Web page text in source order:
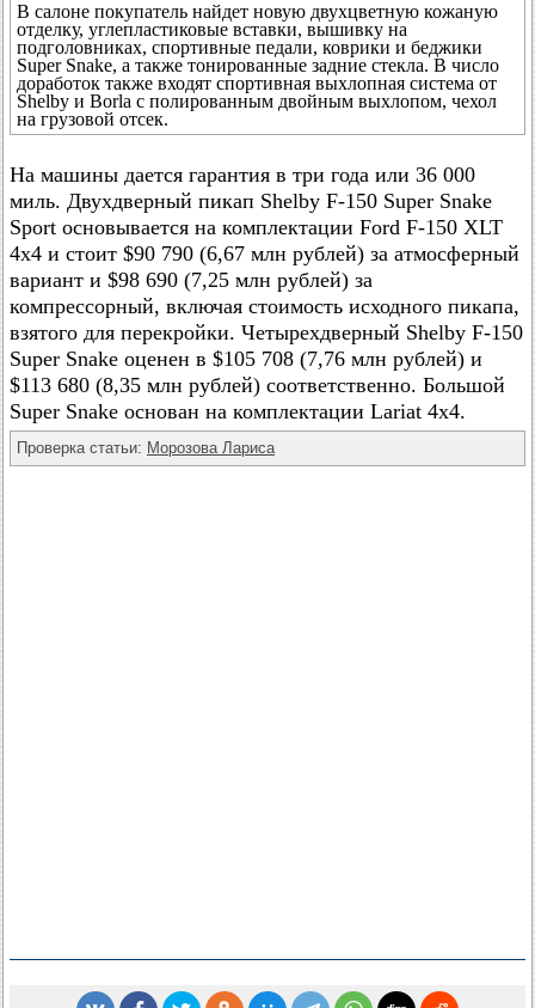
В салоне покупатель найдет новую двухцветную кожаную
отделку, углепластиковые вставки, вышивку на
подголовниках, спортивные педали, коврики и беджики
Super Snake, а также тонированные задние стекла. В число
доработок также входят спортивная выхлопная система от
Shelby и Borla с полированным двойным выхлопом, чехол
на грузовой отсек.
На машины дается гарантия в три года или 36 000
миль. Двухдверный пикап Shelby F-150 Super Snake
Sport основывается на комплектации Ford F-150 XLT
4x4 и стоит $90 790 (6,67 млн рублей) за атмосферный
вариант и $98 690 (7,25 млн рублей) за
компрессорный, включая стоимость исходного пикапа,
взятого для перекройки. Четырехдверный Shelby F-150
Super Snake оценен в $105 708 (7,76 млн рублей) и
$113 680 (8,35 млн рублей) соответственно. Большой
Super Snake основан на комплектации Lariat 4x4.
Проверка статьи: Морозова Лариса